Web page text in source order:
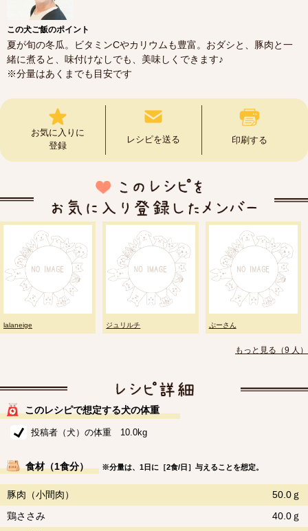
この犬ご飯のポイント
夏が旬の冬瓜。ビタミンCやカリウムも豊富。おダシと、豚肉と一
緒に煮ると、味付けなしでも、美味しくできます♪
※分量はあくまでも目安です
お気に入りに
登録
レシピを送る 印刷する
lalaneige ジュリルチ ぷーさん
もっと見る（9 人）
このレシピで想定する犬の体重
投稿者（犬）の体重 10.0kg
食材（1食分） ※分量は、1日に［2食/日］与えることを想定。
豚肉（小間肉）
50.0ｇ
鶏ささみ
40.0ｇ